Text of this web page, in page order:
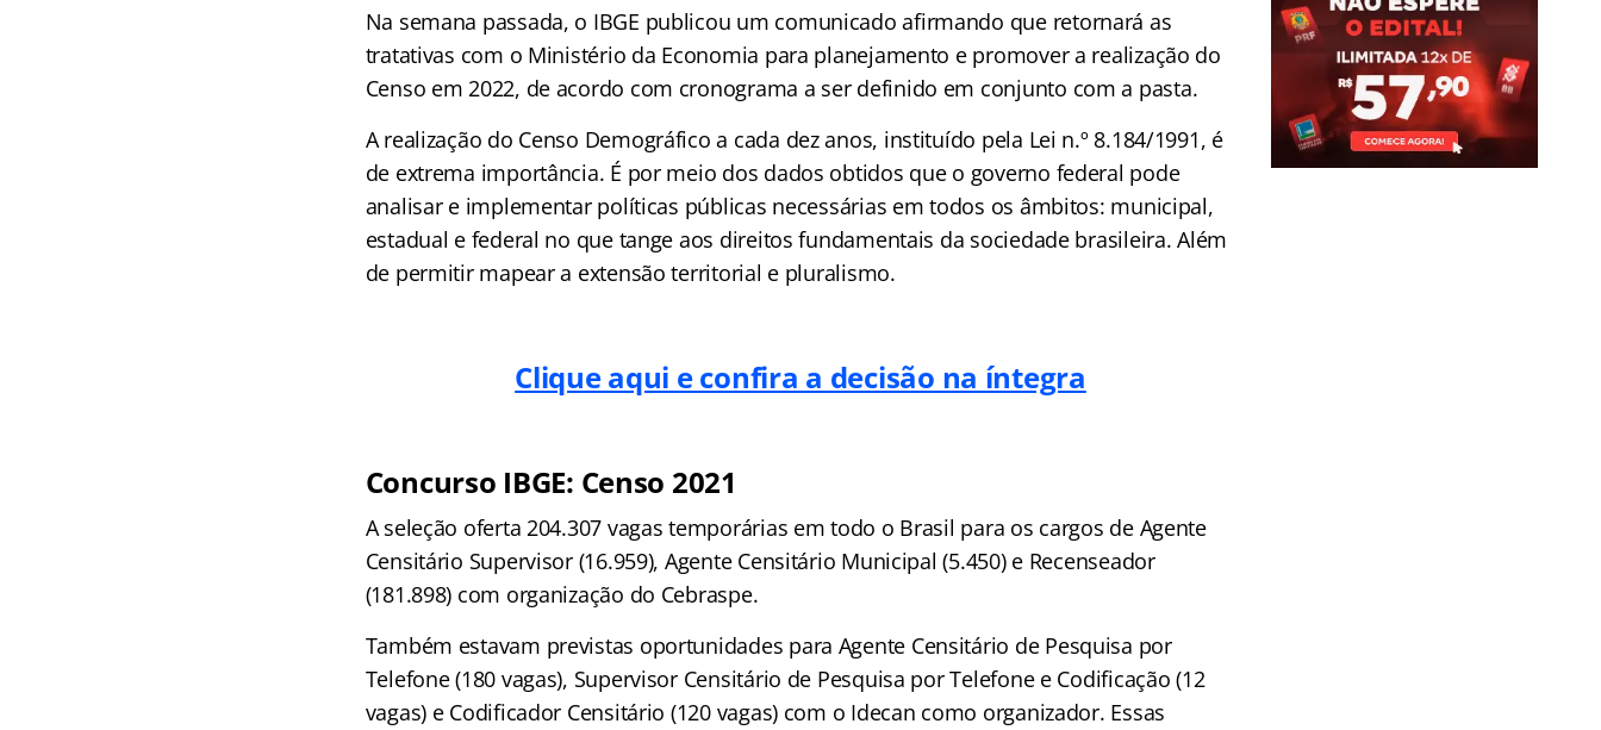
Na semana passada, o IBGE publicou um comunicado afirmando que retornará as
tratativas com o Ministério da Economia para planejamento e promover a realização do
Censo em 2022, de acordo com cronograma a ser definido em conjunto com a pasta.
A realização do Censo Demográfico a cada dez anos, instituído pela Lei n.º 8.184/1991, é
de extrema importância. É por meio dos dados obtidos que o governo federal pode
analisar e implementar políticas públicas necessárias em todos os âmbitos: municipal,
estadual e federal no que tange aos direitos fundamentais da sociedade brasileira. Além
de permitir mapear a extensão territorial e pluralismo.
Clique aqui e confira a decisão na íntegra
Concurso IBGE: Censo 2021
A seleção oferta 204.307 vagas temporárias em todo o Brasil para os cargos de Agente
Censitário Supervisor (16.959), Agente Censitário Municipal (5.450) e Recenseador
(181.898) com organização do Cebraspe.
Também estavam previstas oportunidades para Agente Censitário de Pesquisa por
Telefone (180 vagas), Supervisor Censitário de Pesquisa por Telefone e Codificação (12
vagas) e Codificador Censitário (120 vagas) com o Idecan como organizador. Essas